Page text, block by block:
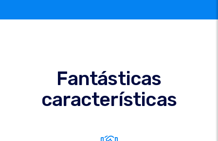
Fantásticas
características